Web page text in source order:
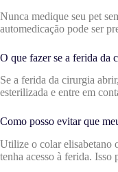
Nunca medique seu pet
automedicação pode ser
O que fazer se a ferida da
Se a ferida da cirurgia
esterilizada e entre em
Como posso evitar que
Utilize o colar elisabetano
tenha acesso à ferida. Isso